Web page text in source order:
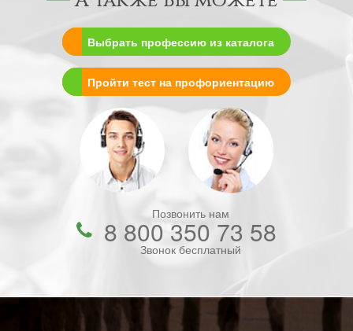
Выбрать профессию из каталога
Пройти тест на профориентацию
Позвонить нам
8 800 350 73 58
Звонок бесплатный